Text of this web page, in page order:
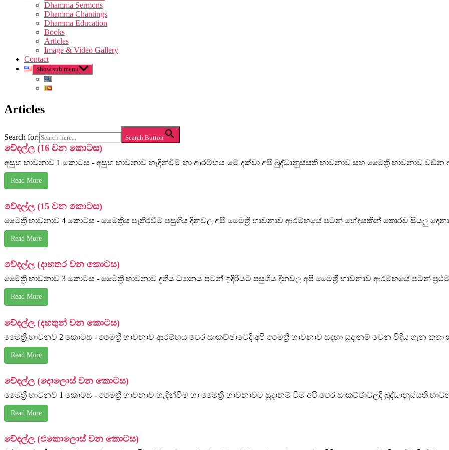
Dhamma Sermons
Dhamma Chantings
Dhamma Education
Books
Articles
Image & Video Gallery
Contact
Show sub menu
Articles
Search for: Search Button
වේදල්ල (16 වන කොටස)
අසුභ භාවනාව 1 කොටස - අසුභ භාවනාව හැඳින්වීම හා ආරම්භය මේ දක්වා අපි බුද්ධානුස්සති භාවනාව සහ මෛත්‍රී භාවනාව වඩන
Read More
වේදල්ල (15 වන කොටස)
මෛත්‍රී භාවනාව 4 කොටස - මෛත්‍රිය පැතිරවීම පසුගිය දිනවල අපි මෛත්‍රී භාවනාව ආරම්භයේ පටන් භේදයකින් තොරව සියලු
Read More
වේදල්ල (දාහතර වන කොටස)
මෛත්‍රී භාවනාව 3 කොටස - මෛත්‍රී භාවනාව දුතිය ධ්‍යානය පටන් ඉදිරියට පසුගිය දිනවල අපි මෛත්‍රී භාවනාව ආරම්භයේ පටන් ප්‍රථම
Read More
වේදල්ල (දහතුන් වන කොටස)
මෛත්‍රී භාවනව 2 කොටස - මෛත්‍රී භාවනාව ආරම්භය පෙර සාකච්ඡාවෙදි අපි මෛත්‍රී භාවනාව සඳහා සූදානම් වෙන විදිය ගැන කතා
Read More
වේදල්ල (දොලොස් වන කොටස)
මෛත්‍රී භාවනව 1 කොටස - මෛත්‍රී භාවනාව හැඳින්වීම හා මෛත්‍රී භාවනාවට සූදානම් වීම අපි පෙර සාකච්ඡාවලදී බුද්ධානුස්සති
Read More
වේදල්ල (එකොලොස් වන කොටස)